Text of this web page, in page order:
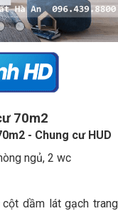
70m2
- Chung cư HUD
ngủ, 2 wc
dầm lát gạch trang